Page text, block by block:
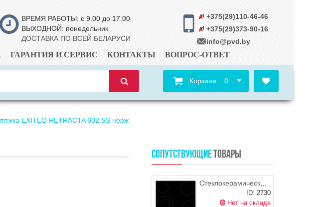
ВРЕМЯ РАБОТЫ: с 9.00 до 17.00
ВЫХОДНОЙ: понедельник
ДОСТАВКА ПО ВСЕЙ БЕЛАРУСИ
+375(29)110-46-46
+375(29)373-90-16
info@pvd.by
ГАРАНТИЯ И СЕРВИС КОНТАКТЫ ВОПРОС-ОТВЕТ
Корзина: 0
EXITEQ RETRACTA 602 SS нерж
СОПУТСТВУЮЩИЕТОВАРЫ
Стеклокерамическая варочная поверхность FORNELLI PV 6017 DOLCE
ID: 2730
Нет на складе